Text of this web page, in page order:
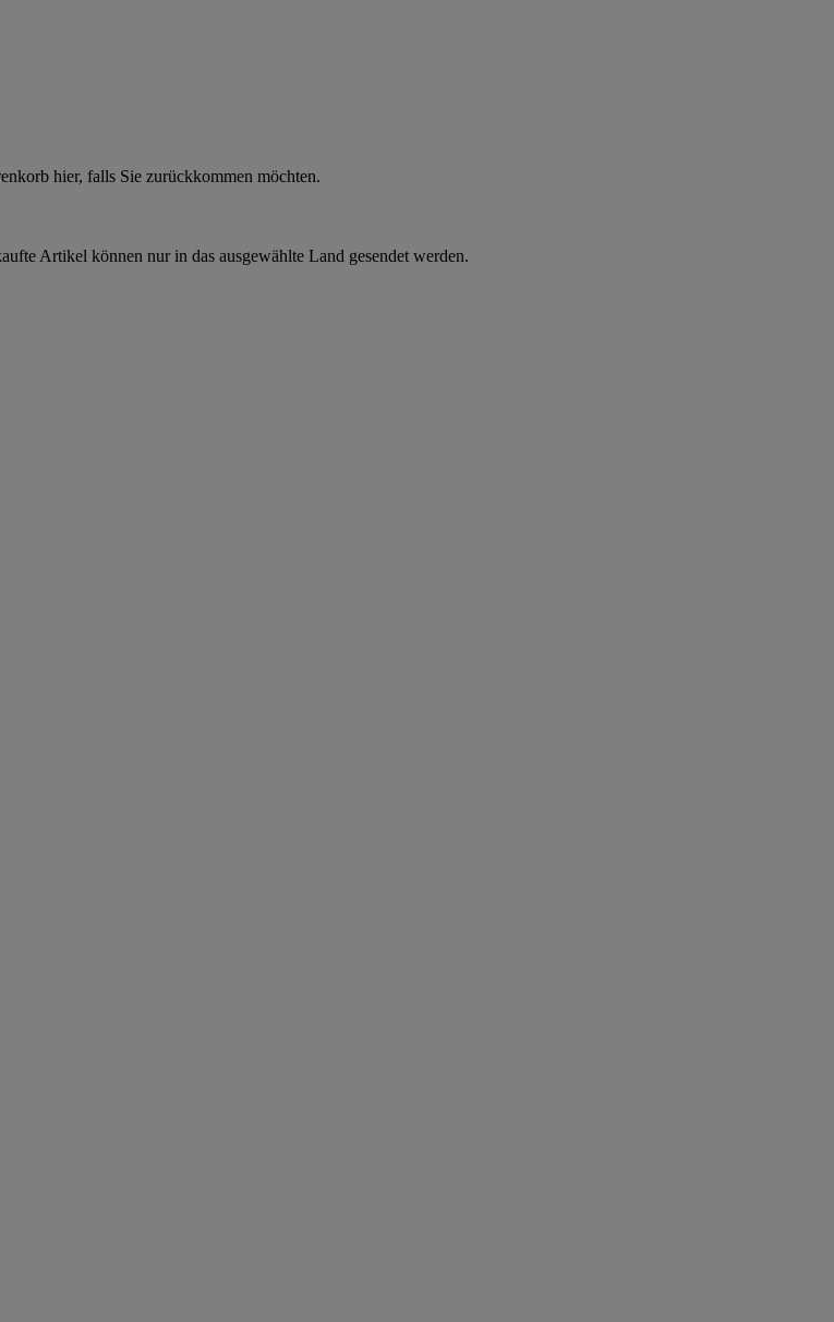
hier, falls Sie zurückkommen möchten.
Artikel können nur in das ausgewählte Land gesendet werden.